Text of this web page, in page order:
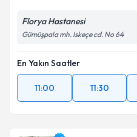
Florya Hastanesi
Gümüşpala mh. Iskeçe cd. No 64
En Yakın Saatler
11:00 11:30